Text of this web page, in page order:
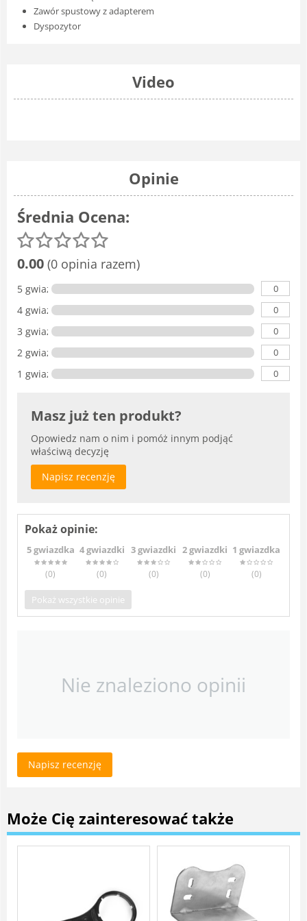
Zawór spustowy z adapterem
Dyspozytor
Video
Opinie
Średnia Ocena:
0.00 (0 opinia razem)
5 gwiazdka 0
4 gwiazdki 0
3 gwiazdki 0
2 gwiazdki 0
1 gwiazdka 0
Masz już ten produkt?
Opowiedz nam o nim i pomóż innym podjąć
właściwą decyzję
Napisz recenzję
Pokaż opinie:
5 gwiazdka
(0)
4 gwiazdki
(0)
3 gwiazdki
(0)
2 gwiazdki
(0)
1 gwiazdka
(0)
Pokaż wszystkie opinie
Nie znaleziono opinii
Napisz recenzję
Może Cię zainteresować także